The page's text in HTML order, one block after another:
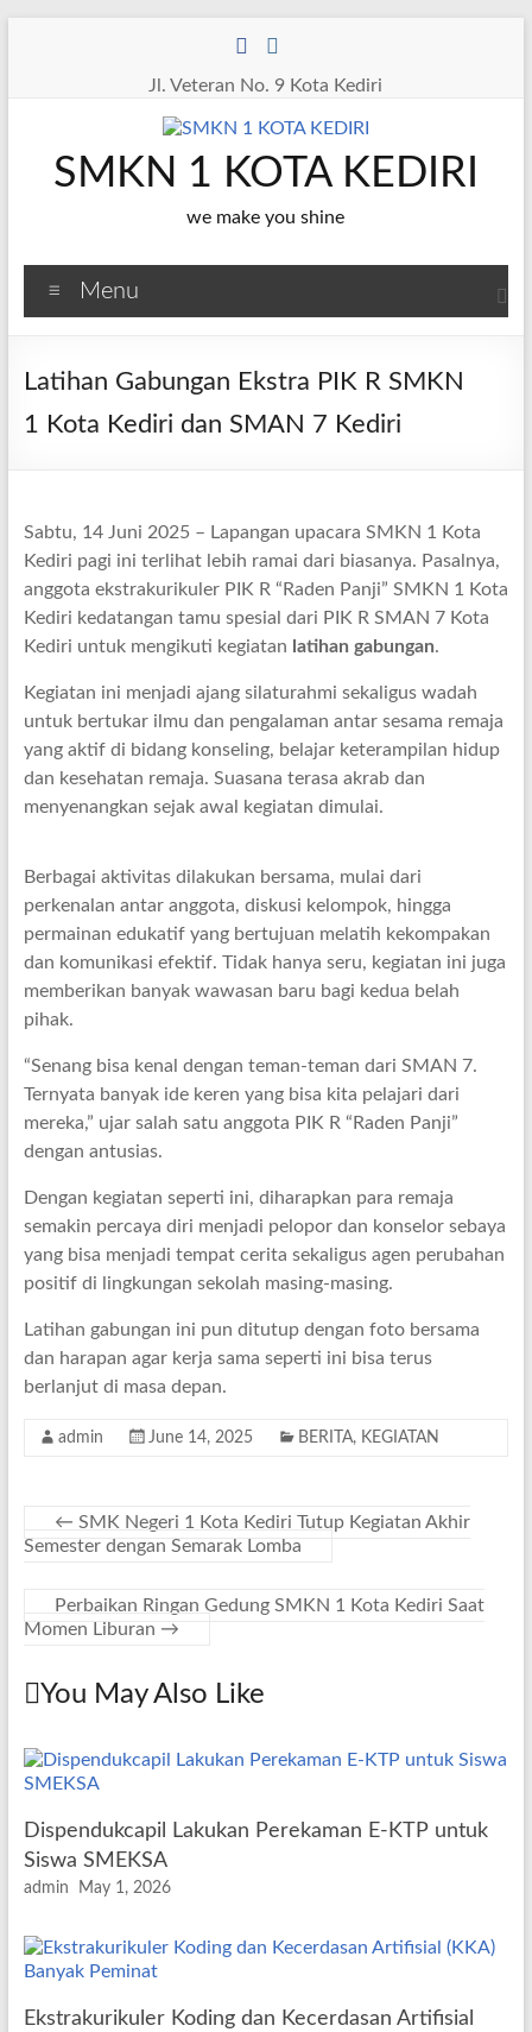
Jl. Veteran No. 9 Kota Kediri
SMKN 1 KOTA KEDIRI
we make you shine
Menu
Latihan Gabungan Ekstra PIK R SMKN
1 Kota Kediri dan SMAN 7 Kediri
Sabtu, 14 Juni 2025 – Lapangan upacara SMKN 1 Kota
Kediri pagi ini terlihat lebih ramai dari biasanya. Pasalnya,
anggota ekstrakurikuler PIK R “Raden Panji” SMKN 1 Kota
Kediri kedatangan tamu spesial dari PIK R SMAN 7 Kota
Kediri untuk mengikuti kegiatan latihan gabungan.
Kegiatan ini menjadi ajang silaturahmi sekaligus wadah
untuk bertukar ilmu dan pengalaman antar sesama remaja
yang aktif di bidang konseling, belajar keterampilan hidup
dan kesehatan remaja. Suasana terasa akrab dan
menyenangkan sejak awal kegiatan dimulai.
Berbagai aktivitas dilakukan bersama, mulai dari
perkenalan antar anggota, diskusi kelompok, hingga
permainan edukatif yang bertujuan melatih kekompakan
dan komunikasi efektif. Tidak hanya seru, kegiatan ini juga
memberikan banyak wawasan baru bagi kedua belah
pihak.
“Senang bisa kenal dengan teman-teman dari SMAN 7.
Ternyata banyak ide keren yang bisa kita pelajari dari
mereka,” ujar salah satu anggota PIK R “Raden Panji”
dengan antusias.
Dengan kegiatan seperti ini, diharapkan para remaja
semakin percaya diri menjadi pelopor dan konselor sebaya
yang bisa menjadi tempat cerita sekaligus agen perubahan
positif di lingkungan sekolah masing-masing.
Latihan gabungan ini pun ditutup dengan foto bersama
dan harapan agar kerja sama seperti ini bisa terus
berlanjut di masa depan.
admin June 14, 2025 BERITA, KEGIATAN
← SMK Negeri 1 Kota Kediri Tutup Kegiatan Akhir
Semester dengan Semarak Lomba
Perbaikan Ringan Gedung SMKN 1 Kota Kediri Saat
Momen Liburan →
You May Also Like
Dispendukcapil Lakukan Perekaman E-KTP untuk
Siswa SMEKSA
admin May 1, 2026
Ekstrakurikuler Koding dan Kecerdasan Artifisial